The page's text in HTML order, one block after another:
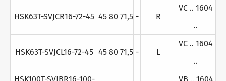
HSK63T-SVJCR16-72-45 45 80 71,5 - R
VC .. 1604
..
HSK63T-SVJCL16-72-45 45 80 71,5 - L
VC .. 1604
..